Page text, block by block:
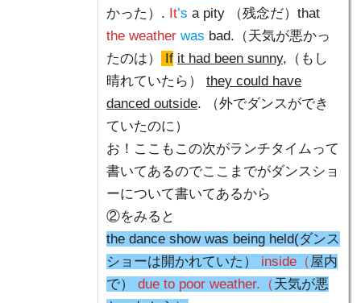
かった）. It’s a pity （残念だ）that
the weather was bad.（天気が悪かっ
たのは）
If it had been sunny,（もし
晴れていたら） they could have
danced outside. （外でダンスができ
ていたのに）
お！ここもこの次がランチタイムって
書いてあるのでここまでがダンスショ
ーについて書いてあるから
②をみると
the dance show was being held(ダンス
ショーは開かれていた）
inside（屋内
で） due to poor weather.（天気が悪